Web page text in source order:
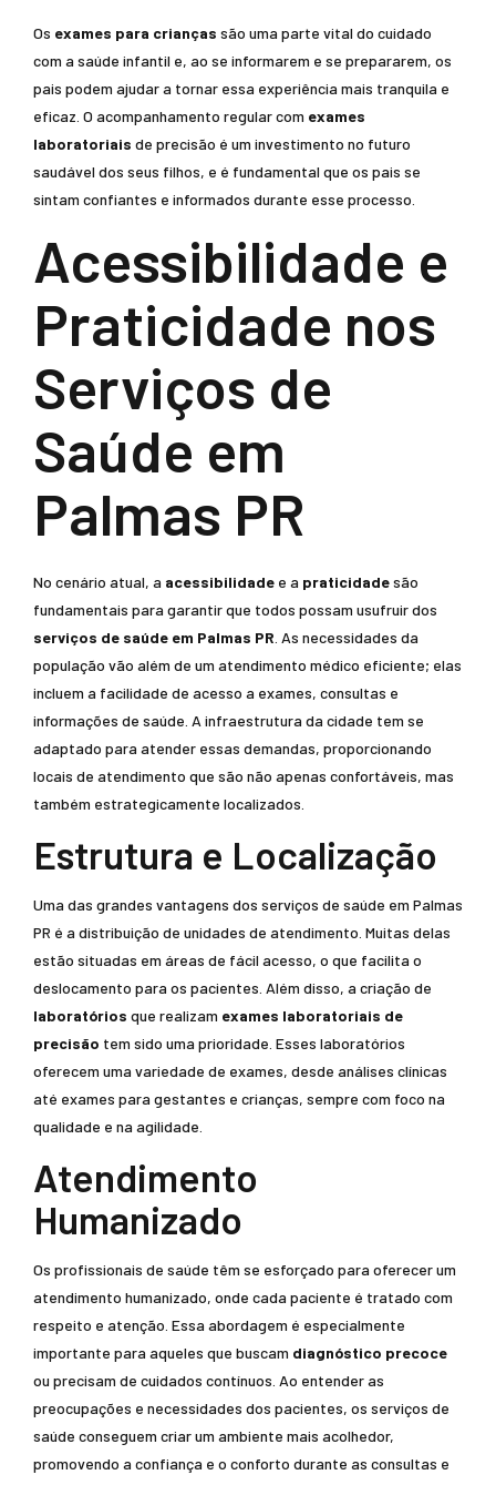
Os exames para crianças são uma parte vital do cuidado
com a saúde infantil e, ao se informarem e se prepararem, os
pais podem ajudar a tornar essa experiência mais tranquila e
eficaz. O acompanhamento regular com exames
laboratoriais de precisão é um investimento no futuro
saudável dos seus filhos, e é fundamental que os pais se
sintam confiantes e informados durante esse processo.
Acessibilidade e
Praticidade nos
Serviços de
Saúde em
Palmas PR
No cenário atual, a acessibilidade e a praticidadesão
fundamentais para garantir que todos possam usufruir dos
serviços de saúde em Palmas PR . As necessidades da
população vão além de um atendimento médico eficiente; elas
incluem a facilidade de acesso a exames, consultas e
informações de saúde. A infraestrutura da cidade tem se
adaptado para atender essas demandas, proporcionando
locais de atendimento que são não apenas confortáveis, mas
também estrategicamente localizados.
Estrutura e Localização
Uma das grandes vantagens dos serviços de saúde em Palmas
PR é a distribuição de unidades de atendimento. Muitas delas
estão situadas em áreas de fácil acesso, o que facilita o
deslocamento para os pacientes. Além disso, a criação de
laboratórios que realizam exames laboratoriais de
precisão tem sido uma prioridade. Esses laboratórios
oferecem uma variedade de exames, desde análises clínicas
até exames para gestantes e crianças, sempre com foco na
qualidade e na agilidade.
Atendimento
Humanizado
Os profissionais de saúde têm se esforçado para oferecer um
atendimento humanizado, onde cada paciente é tratado com
respeito e atenção. Essa abordagem é especialmente
importante para aqueles que buscam diagnóstico precoce
ou precisam de cuidados contínuos. Ao entender as
preocupações e necessidades dos pacientes, os serviços de
saúde conseguem criar um ambiente mais acolhedor,
promovendo a confiança e o conforto durante as consultas e